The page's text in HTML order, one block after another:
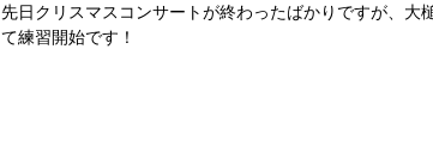
先日クリスマスコンサートが終わったばかりですが、
て練習開始です！